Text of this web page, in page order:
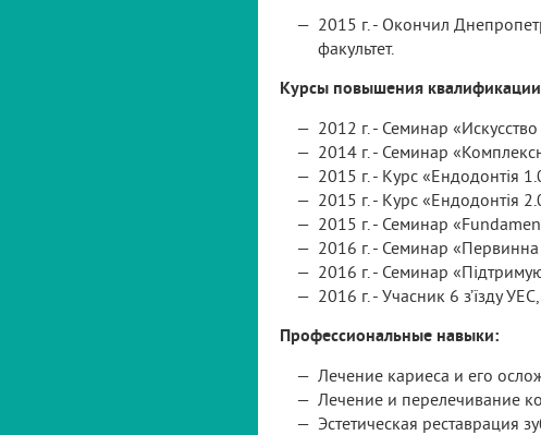
2015 г. - Окончил
факультет.
Курсы повышения
2012 г. - Семинар
2014 г. - Семинар
2015 г. - Курс «Ендодонтія
2015 г. - Курс «Ендодонтія
2015 г. - Семинар
2016 г. - Семинар
2016 г. - Семинар
2016 г. - Учасник 6 з’їзду
Профессиональные навыки:
Лечение кариеса и его
Лечение и перелечивание
Эстетическая реставрация